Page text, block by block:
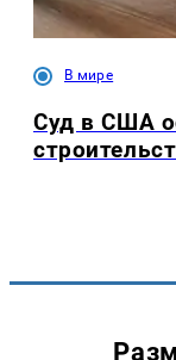
В мире
Суд в США